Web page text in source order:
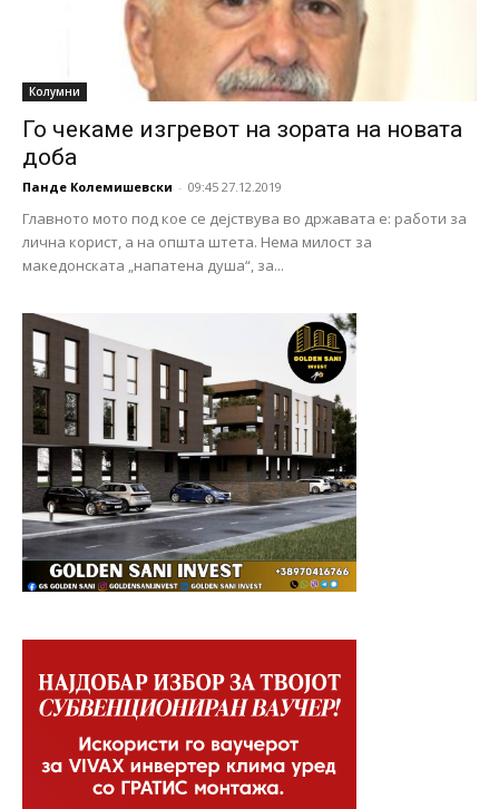
Колумни
Го чекаме изгревот на зората на новата
доба
Панде Колемишевски - 09:45 27.12.2019
Главното мото под кое се дејствува во државата е: работи за
лична корист, а на општа штета. Нема милост за
македонската „напатена душа“, за...